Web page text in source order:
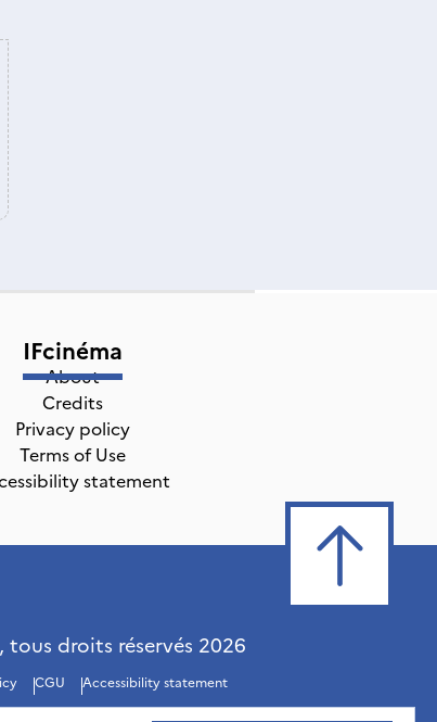
IFcinéma
About
Credits
Privacy policy
Terms of Use
statement
droits réservés 2026
CGU Accessibility statement